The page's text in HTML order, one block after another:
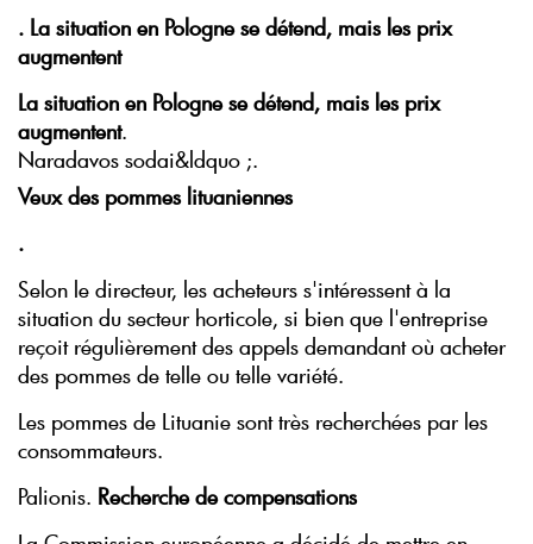
. La situation en Pologne se détend, mais les prix
augmentent
La situation en Pologne se détend, mais les prix
augmentent.
Naradavos sodai&ldquo ;.
Veux des pommes lituaniennes
.
Selon le directeur, les acheteurs s'intéressent à la
situation du secteur horticole, si bien que l'entreprise
reçoit régulièrement des appels demandant où acheter
des pommes de telle ou telle variété.
Les pommes de Lituanie sont très recherchées par les
consommateurs.
Palionis. Recherche de compensations